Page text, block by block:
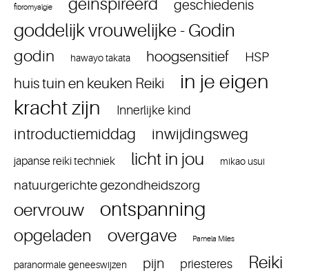
fibromyalgie geinspireerd geschiedenis
goddelijk vrouwelijke - Godin
godin hawayo takata hoogsensitief HSP
huis tuin en keuken Reiki
in je eigen
kracht zijn
Innerlijke kind
introductiemiddag inwijdingsweg
japanse reiki techniek licht in jou mikao usui
natuurgerichte gezondheidszorg
oervrouw ontspanning
opgeladen overgave Pamela Miles
paranormale geneeswijzen pijn priesteres
Reiki